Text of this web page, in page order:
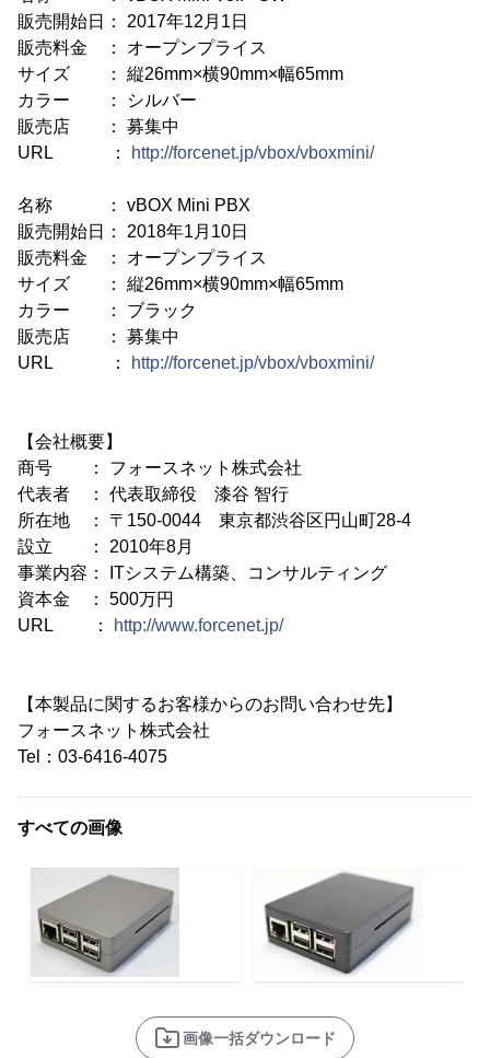
販売開始日： 2017年12月1日
販売料金 ： オープンプライス
サイズ ： 縦26mm×横90mm×幅65mm
カラー ： シルバー
販売店 ： 募集中
URL ：
http://forcenet.jp/vbox/vboxmini/
名称 ： vBOX Mini PBX
販売開始日： 2018年1月10日
販売料金 ： オープンプライス
サイズ ： 縦26mm×横90mm×幅65mm
カラー ： ブラック
販売店 ： 募集中
URL ：
http://forcenet.jp/vbox/vboxmini/
【会社概要】
商号 ： フォースネット株式会社
代表者 ： 代表取締役 漆谷 智行
所在地 ： 〒150-0044 東京都渋谷区円山町28-4
設立 ： 2010年8月
事業内容： ITシステム構築、コンサルティング
資本金 ： 500万円
URL ：
http://www.forcenet.jp/
【本製品に関するお客様からのお問い合わせ先】
フォースネット株式会社
Tel：03-6416-4075
すべての画像
画像一括ダウンロード